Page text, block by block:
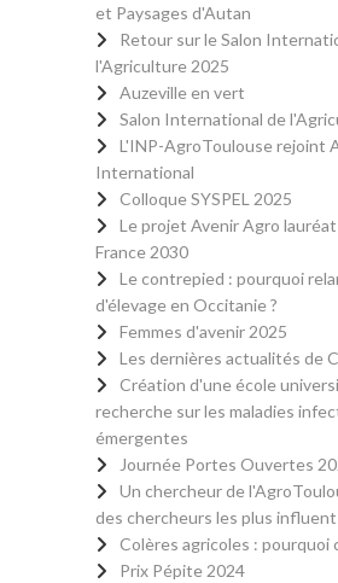
et Paysages d'Autan
Retour sur le Salon
l'Agriculture 2025
Auzeville en vert
Salon International de
L'INP-AgroToulouse rejoint
International
Colloque SYSPEL 2025
Le projet Avenir Agro
France 2030
Le contrepied : pourquoi
d'élevage en Occitanie ?
Femmes d'avenir 2025
Les dernières actualités de
Création d'une école
recherche sur les maladies
émergentes
Journée Portes Ouvertes
Un chercheur de
des chercheurs les plus
Colères agricoles : pourquoi
Prix Pépite 2024